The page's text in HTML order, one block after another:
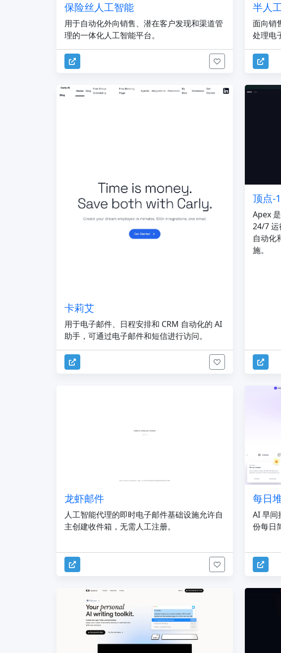
保险丝人工智能
用于自动化外向销售、潜在客户发现和渠道管
理的一体化人工智能平台。
半人
面向销
处理电
卡莉艾
用于电子邮件、日程安排和 CRM 自动化的 AI
助手，可通过电子邮件和短信进行访问。
顶点-1
Apex
24/7 运
自动化
施。
龙虾邮件
人工智能代理的即时电子邮件基础设施允许自
主创建收件箱，无需人工注册。
每日
AI 早间
份每日